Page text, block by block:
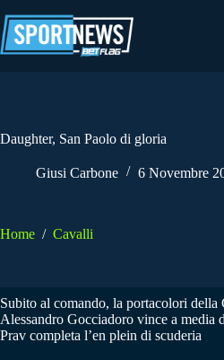
al
contenuto
Daughter, San Paolo di gloria
Giusi Carbone 6 Novembre
Home / Cavalli
Subito al comando, la portacolori della
Alessandro Gocciadoro vince a media
Prav completa l’en plein di scuderia